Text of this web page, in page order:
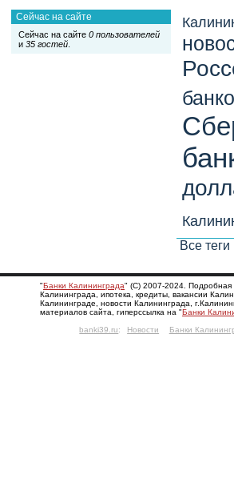
Сейчас на сайте
Сейчас на сайте 0 пользователей
и 35 гостей.
Все теги
"Банки Калининграда" (С) 2007-2024.
Калининграда, ипотека, кредиты, вакансии
Калининграде, новости Калининграда,
материалов сайта, гиперссылка на "Банки
banki39.ru: Новости Банки